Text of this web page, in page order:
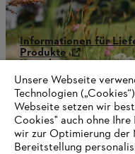
Informationen für
Produkte
Kontakt
Karriere
Hinweisgebersystem
Unsere Webseite
Technologien
Webseite setzen wir
Cookies" auch ohne
wir zur Optimierung der
Bereitstellung